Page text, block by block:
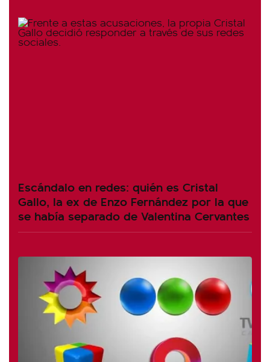
Escándalo en redes: quién es Cristal
Gallo, la ex de Enzo Fernández por la que
se había separado de Valentina Cervantes